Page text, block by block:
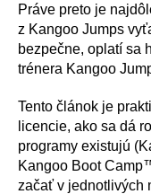
Práve preto je
z Kangoo Jumps
bezpečne, oplatí sa
trénera Kangoo
Tento článok je
licencie, ako sa dá
programy existujú
Kangoo Boot
začať v jednotlivých